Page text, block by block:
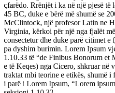
çfarëdo. Rrënjët i ka në një pjesë të
45 BC, duke e bërë më shumë se
McClintock, një profesor Latin ne
Virginia, kërkoi për një nga fjalët
consectetur dhe duke parë citimet
pa dyshim burimin. Lorem Ipsum
1.10.33 të “de Finibus Bonorum et
e të Keqes) nga Cicero, shkruar në
traktat mbi teorine e etikës, shumë
i parë i Lorem Ipsum, “Lorem